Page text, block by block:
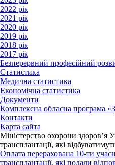
2022 рік
2021 рік
2020 рік
2019 рік
2018 рік
2017 рік
Безперервний професійний
Статистика
Медична статистика
Економічна статистика
Документи
Комплексна обласна програма
Контакти
Карта сайта
Міністерство охорони здоров’я
трансплантації, які
Оплата перерахована 10-ти
трансплантації, які подали